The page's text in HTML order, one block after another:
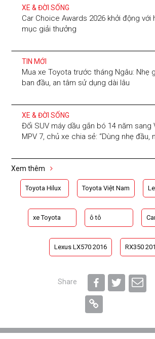
XE & ĐỜI SỐNG
Car Choice Awards 2026 khởi động với
mục giải thưởng
TIN MỚI
Mua xe Toyota trước tháng Ngâu: Nhẹ
ban đầu, an tâm sử dụng dài lâu
XE & ĐỜI SỐNG
Đổi SUV máy dầu gắn bó 14 năm sang
MPV 7, chủ xe chia sẻ: “Dùng nhẹ đầu,
Xem thêm
Toyota Hilux Toyota Việt Nam
xe Toyota ô tô
Lexus LX570 2016 RX350
Share